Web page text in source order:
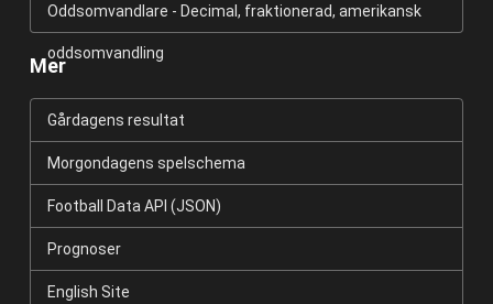
Oddsomvandlare - Decimal, fraktionerad, amerikansk
oddsomvandling
Mer
Gårdagens resultat
Morgondagens spelschema
Football Data API (JSON)
Prognoser
English Site